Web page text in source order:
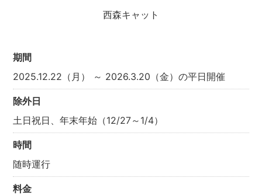
西森キャット
期間
2025.12.22（月） ～ 2026.3.20（金）の平日開催
除外日
土日祝日、年末年始（12/27～1/4）
時間
随時運行
料金